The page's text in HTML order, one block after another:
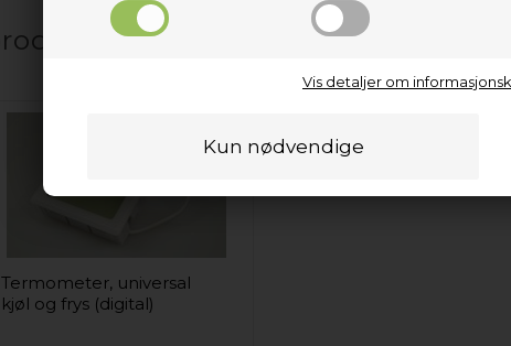
Vis detaljer om
Termometer, universal
kjøl og frys (digital)